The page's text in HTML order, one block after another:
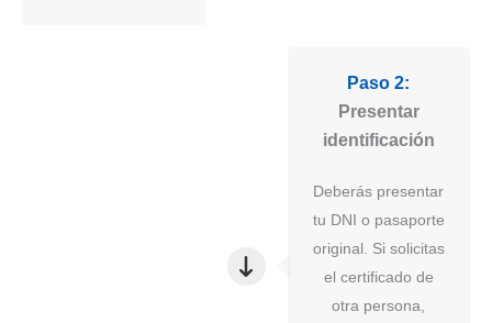
Paso 2:
Presentar
identificación
Deberás presentar
tu DNI o pasaporte
original. Si solicitas
el certificado de
otra persona,